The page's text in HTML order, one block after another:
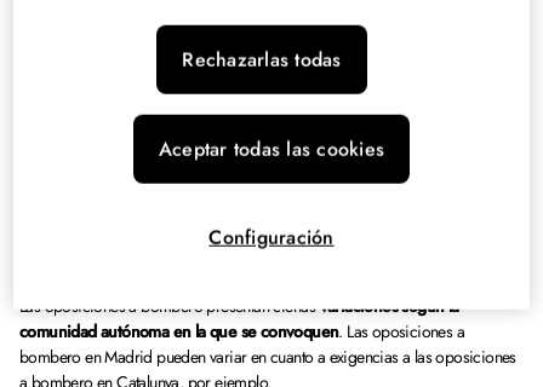
Por último, se solicita no estar separado de la Administración mediante
expediente disciplinario ni estar inhabilitado para el ejercicio de las
funciones públicas. Hay que tener en cuenta, además, que
puede solicitar también tener una altura mínima y superar ciertas pruebas
comunidades autónomas
Las oposiciones a bombero presentan ciertas variaciones según la
comunidad autónoma en la que se convoquen. Las oposiciones a
bombero en Madrid pueden variar en cuanto a exigencias a las oposiciones
a bombero en Catalunya, por ejemplo.
Rechazarlas todas
Aceptar todas las cookies
Configuración